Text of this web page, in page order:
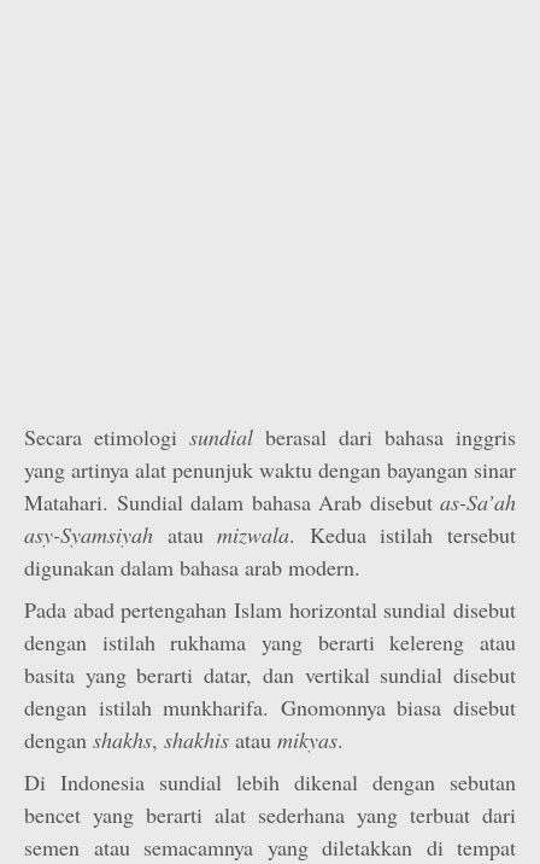
Secara etimologi sundial berasal dari bahasa inggris
yang artinya alat penunjuk waktu dengan bayangan sinar
Matahari. Sundial dalam bahasa Arab disebut as-Sa’ah
asy-Syamsiyah ataumizwala. Kedua istilah tersebut
digunakan dalam bahasa arab modern.
Pada abad pertengahan Islam horizontal sundial disebut
dengan istilah rukhama yang berarti kelereng atau
basita yang berarti datar, dan vertikal sundial disebut
dengan istilah munkharifa. Gnomonnya biasa disebut
dengan shakhs, shakhis atau mikyas.
Di Indonesia sundial lebih dikenal dengan sebutan
bencet yang berarti alat sederhana yang terbuat dari
semen atau semacamnya yang diletakkan di tempat